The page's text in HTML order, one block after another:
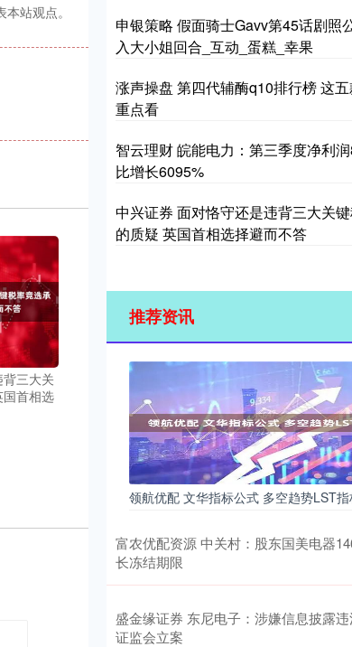
站观点。
三大关
首相选
申银策略 假面骑士Gavv第45话剧照
入大小姐回合_互动_蛋糕_幸果
涨声操盘 第四代辅酶q10排行榜 这
重点看
智云理财 皖能电力：第三季度净利
比增长6095%
中兴证券 面对恪守还是违背三大关
的质疑 英国首相选择避而不答
推荐资讯
领航优配 文华指标公式 多空趋势LST
富农优配资源 中关村：股东国美电器
长冻结期限
盛金缘证券 东尼电子：涉嫌信息披露
证监会立案